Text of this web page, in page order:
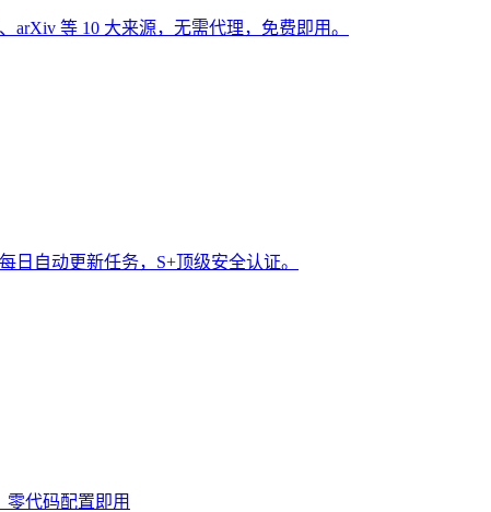
arXiv 等 10 大来源，无需代理，免费即用。
日自动更新任务，S+顶级安全认证。
零代码配置即用